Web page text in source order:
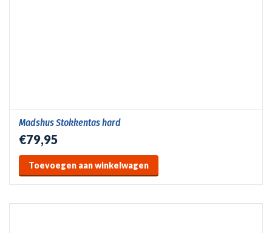
Madshus Stokkentas hard
€79,95
Toevoegen aan winkelwagen